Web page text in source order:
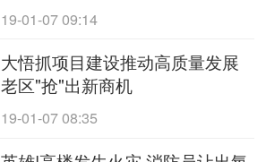
19-01-07 09:14
大悟抓项目建设推动高质量发展
老区"抢"出新商机
19-01-07 08:35